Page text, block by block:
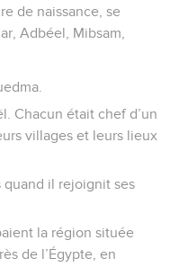
de naissance, se
Adbéel, Mibsam,
Chacun était chef d’un
villages et leurs lieux
quand il rejoignit ses
la région située
de l’Égypte, en